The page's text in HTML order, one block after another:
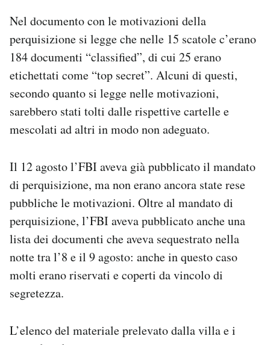
Nel documento con le motivazioni della
perquisizione si legge che nelle 15 scatole c’erano
184 documenti “classified”, di cui 25 erano
etichettati come “top secret”. Alcuni di questi,
secondo quanto si legge nelle motivazioni,
sarebbero stati tolti dalle rispettive cartelle e
mescolati ad altri in modo non adeguato.
Il 12 agosto l’FBI aveva già pubblicato il mandato
di perquisizione, ma non erano ancora state rese
pubbliche le motivazioni. Oltre al mandato di
perquisizione, l’FBI aveva pubblicato anche una
lista dei documenti che aveva sequestrato nella
notte tra l’8 e il 9 agosto: anche in questo caso
molti erano riservati e coperti da vincolo di
segretezza.
L’elenco del materiale prelevato dalla villa e i